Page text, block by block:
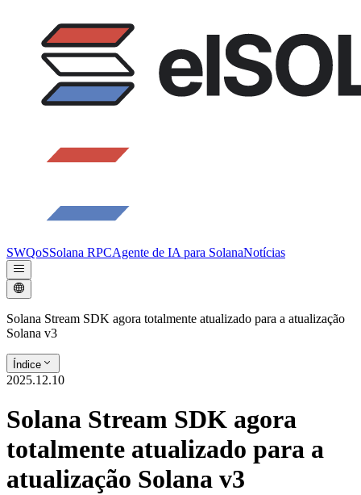
SWQoSSolana RPCAgente de IA para SolanaNotícias
Solana Stream SDK agora totalmente atualizado para a atualização
Solana v3
Índice
2025.12.10
Solana Stream SDK agora
totalmente atualizado para a
atualização Solana v3